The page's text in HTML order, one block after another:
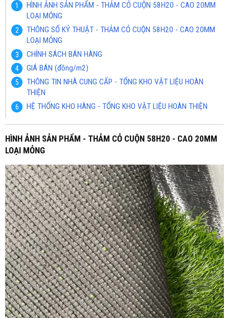
HÌNH ẢNH SẢN PHẨM - THẢM CỎ CUỘN 58H20 - CAO 20MM
LOẠI MỎNG
THÔNG SỐ KỶ THUẬT - THẢM CỎ CUỘN 58H20 - CAO 20MM
LOẠI MỎNG
CHÍNH SÁCH BÁN HÀNG
GIÁ BÁN (đồng/m2)
THÔNG TIN NHÀ CUNG CẤP - TỔNG KHO VẬT LIỆU HOÀN
THIỆN
HỆ THỐNG KHO HÀNG - TỔNG KHO VẬT LIỆU HOÀN THIỆN
HÌNH ẢNH SẢN PHẨM - THẢM CỎ CUỘN 58H20 - CAO 20MM
LOẠI MỎNG